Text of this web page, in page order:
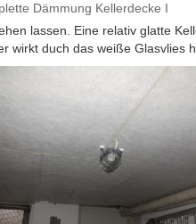
Dämmung Kellerdecke I
lassen. Eine relativ glatte
wirkt duch das weiße Glasvlies